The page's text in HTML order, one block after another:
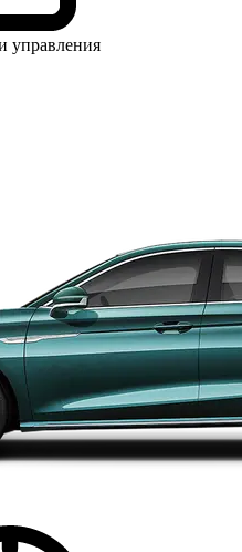
управления